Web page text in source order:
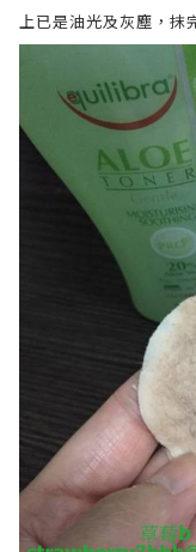
上已是油光及灰塵，抹